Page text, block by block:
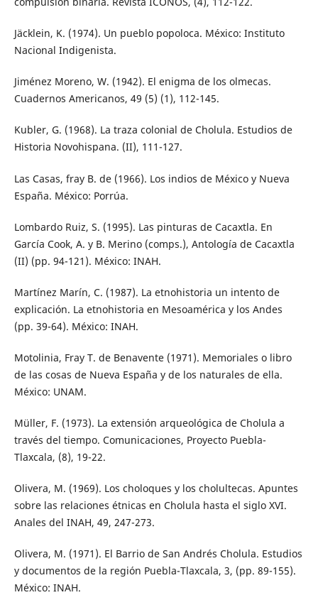
Jäcklein, K. (1974). Un pueblo popoloca. México: Instituto
Nacional Indigenista.
Jiménez Moreno, W. (1942). El enigma de los olmecas.
Cuadernos Americanos, 49 (5) (1), 112-145.
Kubler, G. (1968). La traza colonial de Cholula. Estudios de
Historia Novohispana. (II), 111-127.
Las Casas, fray B. de (1966). Los indios de México y Nueva
España. México: Porrúa.
Lombardo Ruiz, S. (1995). Las pinturas de Cacaxtla. En
García Cook, A. y B. Merino (comps.), Antología de Cacaxtla
(II) (pp. 94-121). México: INAH.
Martínez Marín, C. (1987). La etnohistoria un intento de
explicación. La etnohistoria en Mesoamérica y los Andes
(pp. 39-64). México: INAH.
Motolinia, Fray T. de Benavente (1971). Memoriales o libro
de las cosas de Nueva España y de los naturales de ella.
México: UNAM.
Müller, F. (1973). La extensión arqueológica de Cholula a
través del tiempo. Comunicaciones, Proyecto Puebla-
Tlaxcala, (8), 19-22.
Olivera, M. (1969). Los choloques y los cholultecas. Apuntes
sobre las relaciones étnicas en Cholula hasta el siglo XVI.
Anales del INAH, 49, 247-273.
Olivera, M. (1971). El Barrio de San Andrés Cholula. Estudios
y documentos de la región Puebla-Tlaxcala, 3, (pp. 89-155).
México: INAH.